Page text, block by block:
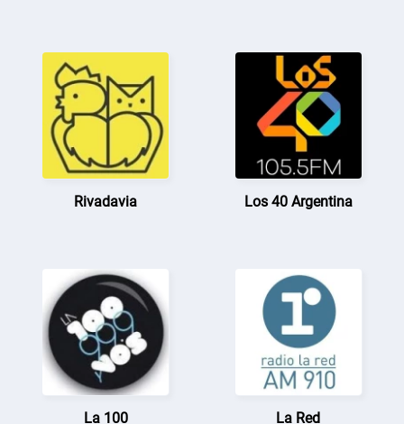
Rivadavia Los 40 Argentina
La 100 La Red